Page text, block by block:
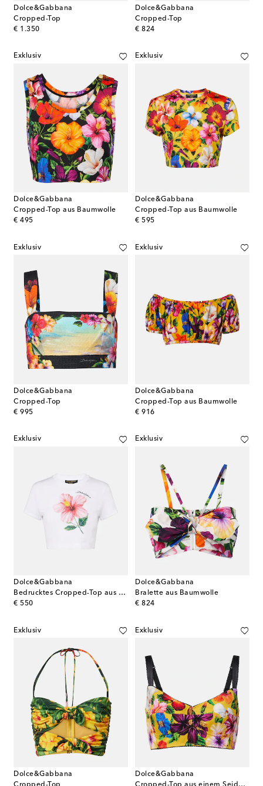
Dolce&Gabbana
Cropped-Top
€ 1.350
original price
Dolce&Gabbana
Cropped-Top
€ 824
original price
Exklusiv
Dolce&Gabbana
Cropped-Top aus Baumwolle
€ 495
original price
Exklusiv
Dolce&Gabbana
Cropped-Top aus Baumwolle
€ 595
original price
Exklusiv
Dolce&Gabbana
Cropped-Top
€ 995
original price
Exklusiv
Dolce&Gabbana
Cropped-Top aus Baumwolle
€ 916
original price
Exklusiv
Dolce&Gabbana
Bedrucktes Cropped-Top aus Baumwolle
€ 550
original price
Exklusiv
Dolce&Gabbana
Bralette aus Baumwolle
€ 824
original price
Exklusiv
Dolce&Gabbana
Exklusiv
Dolce&Gabbana